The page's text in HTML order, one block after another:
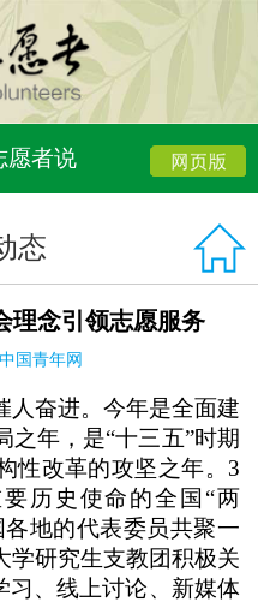
愿者说
态
理念引领志愿服务
中国青年网
奋进。今年是全面建
之年，是“十三五”时期
性改革的攻坚之年。3
历史使命的全国“两
地的代表委员共聚一
学研究生支教团积极关
习、线上讨论、新媒体